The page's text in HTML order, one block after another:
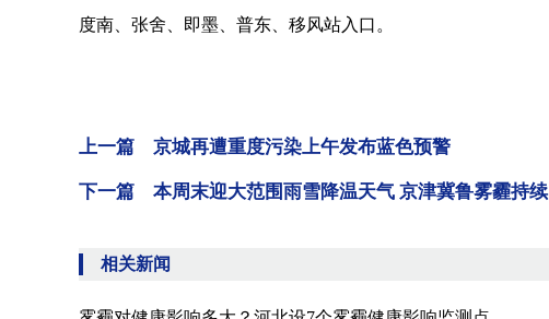
度南、张舍、即墨、普东、移风站入口。
上一篇 京城再遭重度污染上午发布蓝色预警
下一篇 本周末迎大范围雨雪降温天气 京津冀鲁雾霾持续
相关新闻